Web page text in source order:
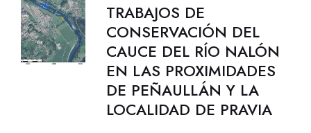
TRABAJOS DE
CONSERVACIÓN DEL
CAUCE DEL RÍO NALÓN
EN LAS PROXIMIDADES
DE PEÑAULLÁN Y LA
LOCALIDAD DE PRAVIA